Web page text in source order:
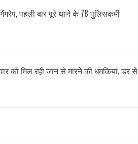
पहली बार पूरे थाने के 78 पुलिसकर्मी
को मिल रही जान से मारने की धमकियां, डर से